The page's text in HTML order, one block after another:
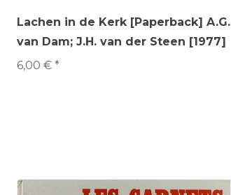
Lachen in de Kerk [Paperback] A.G.
van Dam; J.H. van der Steen [1977]
6,00 € *